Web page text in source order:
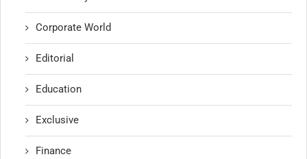
Corporate World
Editorial
Education
Exclusive
Finance